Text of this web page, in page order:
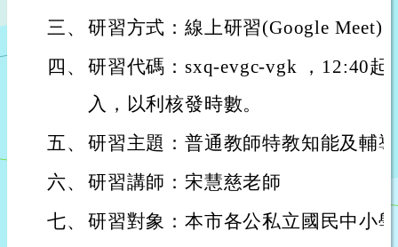
三、 研習方式：線上研習(Google Meet)
四、 研習代碼：sxq-evgc-vgk ，12:40起
入，以利核發時數。
五、 研習主題：普通教師特教知能及輔
六、 研習講師：宋慧慈老師
七、 研習對象：本市各公私立國民中小